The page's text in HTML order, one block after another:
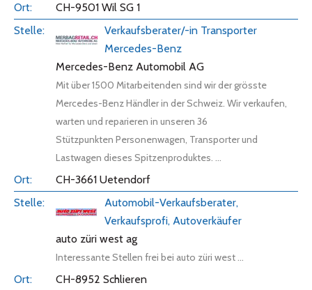
CH-9501 Wil SG 1
Verkaufsberater/-in Transporter
Mercedes-Benz
Mercedes-Benz Automobil AG
Mit über 1500 Mitarbeitenden sind wir der grösste
Mercedes-Benz Händler in der Schweiz. Wir verkaufen,
warten und reparieren in unseren 36
Stützpunkten Personenwagen, Transporter und
Lastwagen dieses Spitzenproduktes. ...
CH-3661 Uetendorf
Automobil-Verkaufsberater,
Verkaufsprofi, Autoverkäufer
auto züri west ag
Interessante Stellen frei bei auto züri west ...
CH-8952 Schlieren